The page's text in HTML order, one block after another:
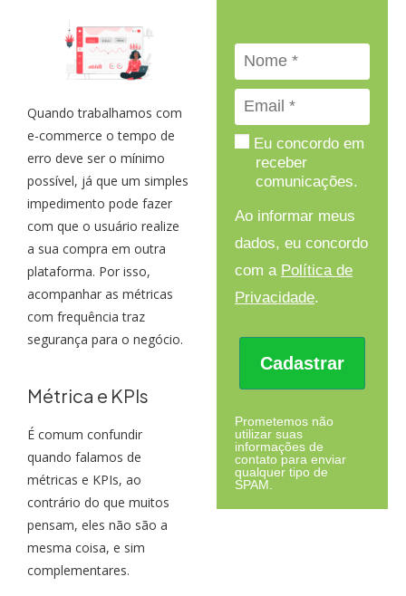
Quando trabalhamos com
e-commerce o tempo de
erro deve ser o mínimo
possível, já que um simples
impedimento pode fazer
com que o usuário realize
a sua compra em outra
plataforma. Por isso,
acompanhar as métricas
com frequência traz
segurança para o negócio.
Métrica e KPIs
É comum confundir
quando falamos de
métricas e KPIs, ao
contrário do que muitos
pensam, eles não são a
mesma coisa, e sim
complementares.
Eu concordo em
receber
comunicações.
Ao informar meus
dados, eu concordo
com a Política de
Privacidade.
Cadastrar
Prometemos não
utilizar suas
informações de
contato para enviar
qualquer tipo de
SPAM.